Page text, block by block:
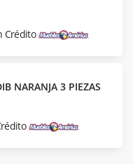
Crédito
NARANJA 3 PIEZAS